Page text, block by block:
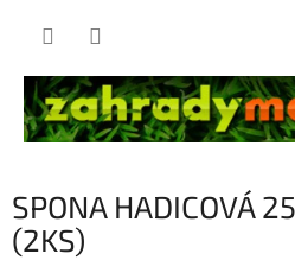
SPONA HADICOVÁ
(2KS)